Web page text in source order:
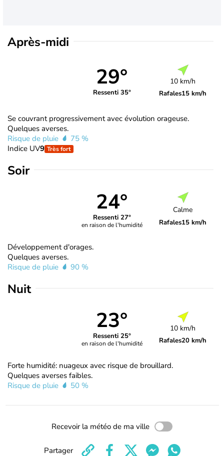
Après-midi
29°
Ressenti 35°
10 km/h
Rafales15 km/h
Se couvrant progressivement avec évolution orageuse.
Quelques averses.
Risque de pluie
75 %
Indice UV9 Très fort
Soir
24°
Ressenti 27°
en raison de l'humidité
Calme
Rafales15 km/h
Développement d'orages.
Quelques averses.
Risque de pluie
90 %
Nuit
23°
Ressenti 25°
en raison de l'humidité
10 km/h
Rafales20 km/h
Forte humidité: nuageux avec risque de brouillard.
Quelques averses faibles.
Risque de pluie
50 %
Recevoir la météo de ma ville
Partager